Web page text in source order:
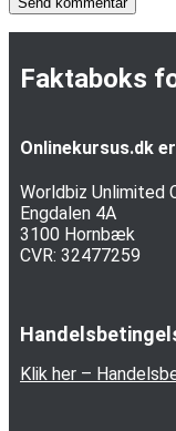
Faktaboks
Onlinekursus.dk
Worldbiz Unlimited
Engdalen 4A
3100 Hornbæk
CVR: 32477259
Klik her –